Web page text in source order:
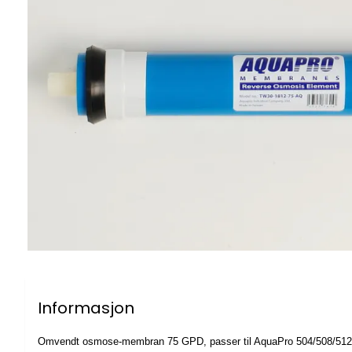
Informasjon
Omvendt osmose-membran 75 GPD, passer til AquaPro 504/508/